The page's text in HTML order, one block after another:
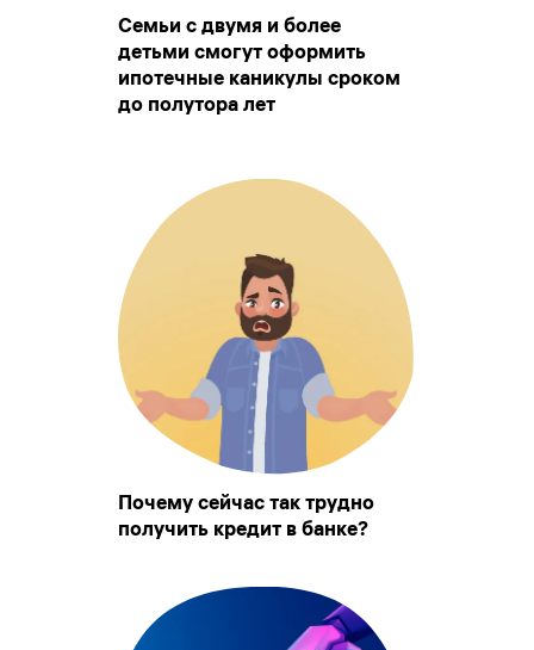
Семьи с двумя и более
детьми смогут оформить
ипотечные каникулы сроком
до полутора лет
Почему сейчас так трудно
получить кредит в банке?